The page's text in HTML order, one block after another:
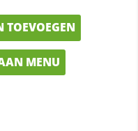
TOEVOEGEN
MENU